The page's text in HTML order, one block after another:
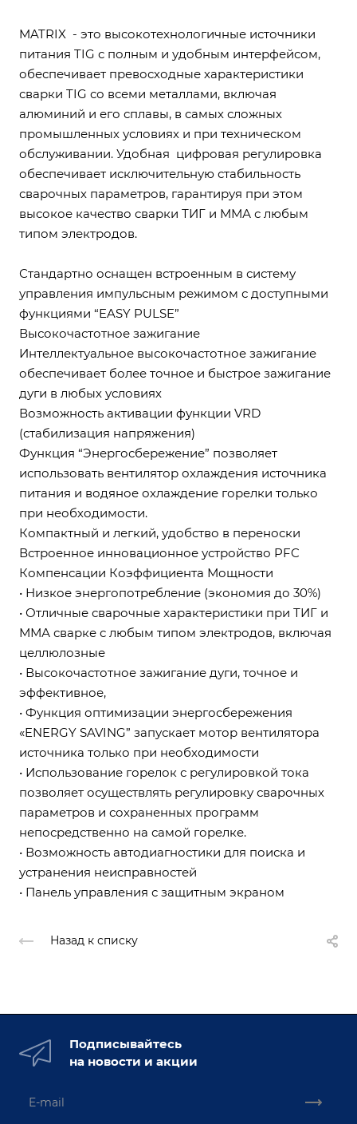
MATRIX - это высокотехнологичные источники
питания TIG с полным и удобным интерфейсом,
обеспечивает превосходные характеристики
сварки TIG со всеми металлами, включая
алюминий и его сплавы, в самых сложных
промышленных условиях и при техническом
обслуживании. Удобная цифровая регулировка
обеспечивает исключительную стабильность
сварочных параметров, гарантируя при этом
высокое качество сварки ТИГ и ММА с любым
типом электродов.
Стандартно оснащен встроенным в систему
управления импульсным режимом с доступными
функциями “EASY PULSE”
Высокочастотное зажигание
Интеллектуальное высокочастотное зажигание
обеспечивает более точное и быстрое зажигание
дуги в любых условиях
Возможность активации функции VRD
(стабилизация напряжения)
Функция “Энергосбережение” позволяет
использовать вентилятор охлаждения источника
питания и водяное охлаждение горелки только
при необходимости.
Компактный и легкий, удобство в переноски
Встроенное инновационное устройство PFC
Компенсации Коэффициента Мощности
• Низкое энергопотребление (экономия до 30%)
• Отличные сварочные характеристики при ТИГ и
ММА сварке с любым типом электродов, включая
целлюлозные
• Высокочастотное зажигание дуги, точное и
эффективное,
• Функция оптимизации энергосбережения
«ENERGY SAVING” запускает мотор вентилятора
источника только при необходимости
• Использование горелок с регулировкой тока
позволяет осуществлять регулировку сварочных
параметров и сохраненных программ
непосредственно на самой горелке.
• Возможность автодиагностики для поиска и
устранения неисправностей
• Панель управления с защитным экраном
Назад к списку
Подписывайтесь
на новости и акции